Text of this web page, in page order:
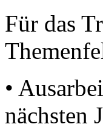
Für das
•
nächsten